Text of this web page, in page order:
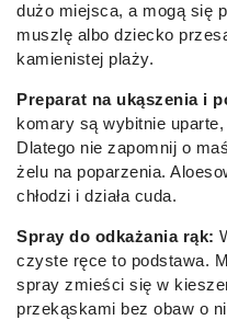
dużo miejsca, a mogą się
muszlę albo dziecko
kamienistej plaży.
Preparat na ukąszenia i
komary są wybitnie
Dlatego nie zapomnij o
żelu na poparzenia.
chłodzi i działa cuda.
Spray do odkażania rąk:
czyste ręce to podstawa.
spray zmieści się w
przekąskami bez obaw o